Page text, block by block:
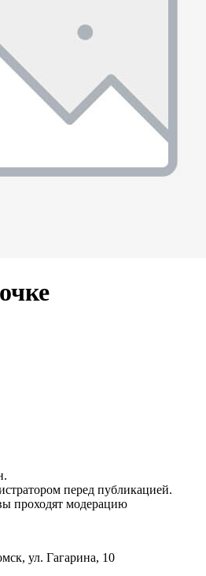
перед публикацией.
проходят модерацию
ул. Гагарина, 10